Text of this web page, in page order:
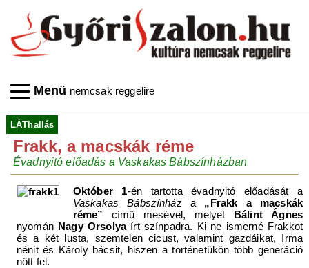
Menü nemcsak reggelire
LÁThallás
Frakk, a macskák réme
Évadnyitó előadás a Vaskakas Bábszínházban
Október 1-én tartotta évadnyitó előadását a
Vaskakas Bábszínháza „Frakk a macskák
réme” című mesével, melyet Bálint Ágnes
nyomán Nagy Orsolyaírt színpadra. Ki ne ismerné Frakkot
és a két lusta, szemtelen cicust, valamint gazdáikat, Irma
nénit és Károly bácsit, hiszen a történetükön több generáció
nőtt fel.